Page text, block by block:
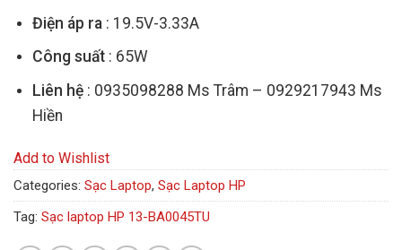
Điện áp ra: 19.5V-3.33A
Công suất: 65W
Liên hệ: 0935098288 Ms Trâm – 0929217943 Ms
Hiền
Add to Wishlist
Categories: Sạc Laptop, Sạc Laptop HP
Tag: Sạc laptop HP 13-BA0045TU